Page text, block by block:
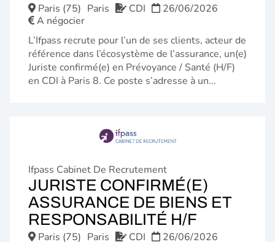
Paris (75) Paris CDI
26/06/2026
A négocier
L’Ifpass recrute pour l’un de ses clients, acteur de
référence dans l’écosystème de l’assurance, un(e)
Juriste confirmé(e) en Prévoyance / Santé (H/F)
en CDI à Paris 8. Ce poste s’adresse à un...
Ifpass Cabinet De Recrutement
JURISTE CONFIRMÉ(E)
ASSURANCE DE BIENS ET
RESPONSABILITÉ H/F
Paris (75) Paris CDI 26/06/2026